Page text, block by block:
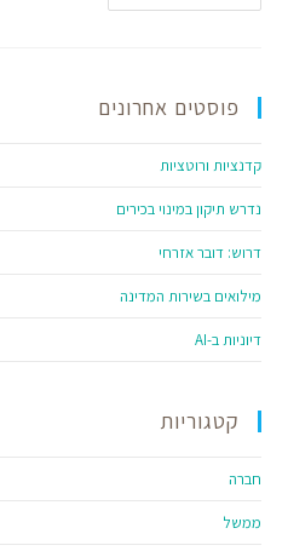
פוסטים אחרונים
קדנציות ורוטציות
נדרש תיקון במינוי בכירים
דרוש: דובר אזרחי
מילואים בשירות המדינה
דיוניות ב-AI
קטגוריות
חברה
ממשל